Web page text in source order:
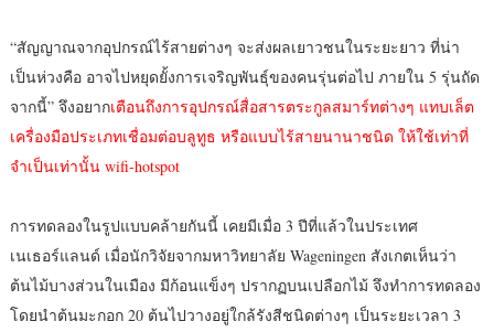
“สัญญาณจากอุปกรณ์ไร้สายต่างๆ จะส่งผลเยาวชนในระยะยาว ที่น่า
เป็นห่วงคือ อาจไปหยุดยั้งการเจริญพันธุ์ของคนรุ่นต่อไป ภายใน 5 รุ่นถัด
จากนี้” จึงอยากเตือนถึงการอุปกรณ์สื่อสารตระกูลสมาร์ทต่างๆ แทบเล็ต
เครื่องมือประเภทเชื่อมต่อบลูทูธ หรือแบบไร้สายนานาชนิด ให้ใช้เท่าที่
จำเป็นเท่านั้น wifi-hotspot
การทดลองในรูปแบบคล้ายกันนี้ เคยมีเมื่อ 3 ปีที่แล้วในประเทศ
เนเธอร์แลนด์ เมื่อนักวิจัยจากมหาวิทยาลัย Wageningen สังเกตเห็นว่า
ต้นไม้บางส่วนในเมือง มีก้อนแข็งๆ ปรากฏบนเปลือกไม้ จึงทำการทดลอง
โดยนำต้นมะกอก 20 ต้นไปวางอยู่ใกล้รังสีชนิดต่างๆ เป็นระยะเวลา 3